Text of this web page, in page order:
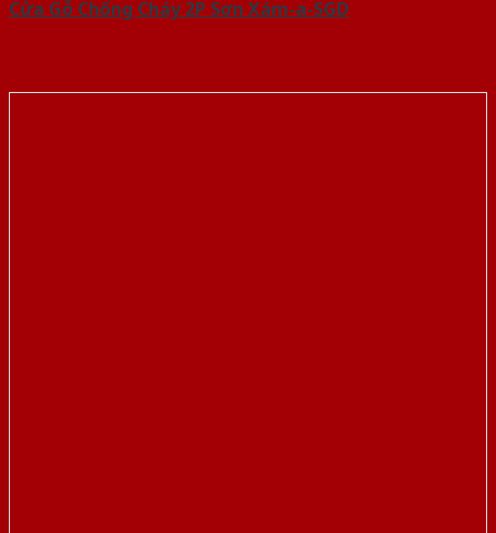
Cửa Gỗ Chống Cháy 2P Sơn Xám-a-SGD